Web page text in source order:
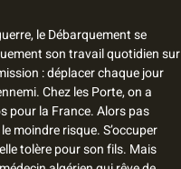
le Débarquement se
son travail quotidien sur
: déplacer chaque jour
Chez les Porte, on a
pour la France. Alors pas
moindre risque. S’occuper
tolère pour son fils. Mais